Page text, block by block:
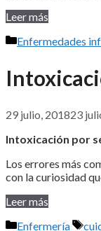
Leer más
Categorías
Enfermedades
29 julio, 201823
Intoxicación por
Los errores más
con la curiosidad
Leer más
Categorías
Enfermería